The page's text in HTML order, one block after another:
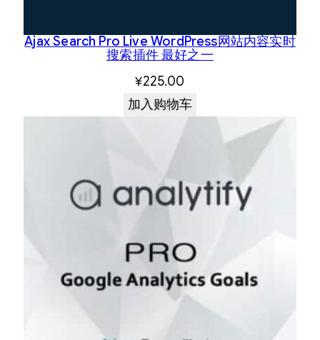
Ajax Search Pro Live WordPress网站内容实时
搜索插件 最好之一
¥225.00
加入购物车